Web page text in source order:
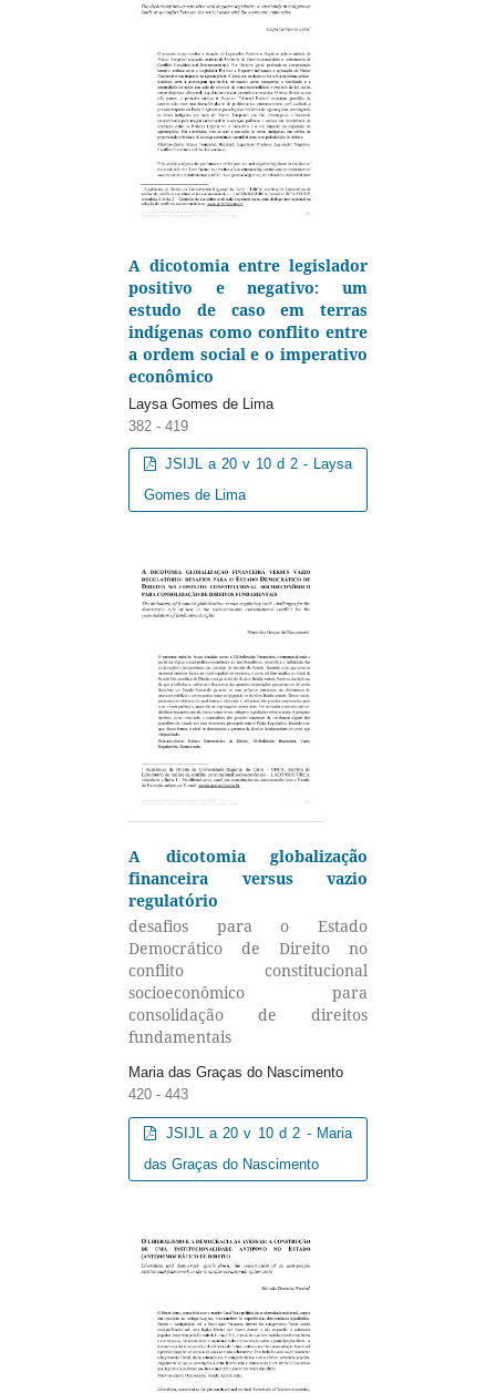
A dicotomia entre legislador
positivo e negativo: um
estudo de caso em terras
indígenas como conflito entre
a ordem social e o imperativo
econômico
Laysa Gomes de Lima
382 - 419
JSIJL a 20 v 10 d 2 - Laysa
Gomes de Lima
A dicotomia globalização
financeira versus vazio
regulatório
desafios para o Estado
Democrático de Direito no
conflito constitucional
socioeconômico para
consolidação de direitos
fundamentais
Maria das Graças do Nascimento
420 - 443
JSIJL a 20 v 10 d 2 - Maria
das Graças do Nascimento